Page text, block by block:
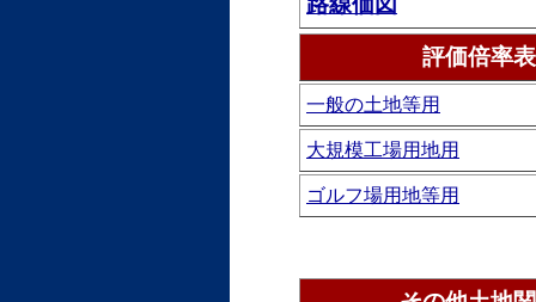
評価倍率表
一般の土地等用
大規模工場用地用
ゴルフ場用地等用